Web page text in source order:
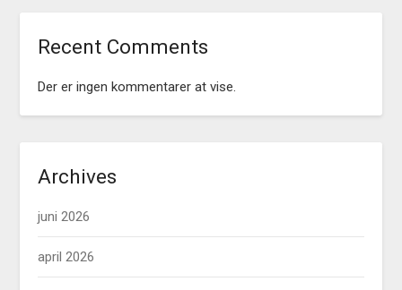
Recent Comments
Der er ingen kommentarer at vise.
Archives
juni 2026
april 2026